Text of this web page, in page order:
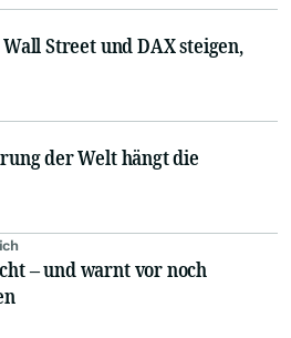
Street und DAX steigen,
der Welt hängt die
– und warnt vor noch